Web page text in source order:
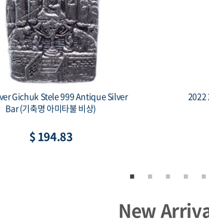
Niue 1 oz Silver Czech Lion BU
$ 85.76
New